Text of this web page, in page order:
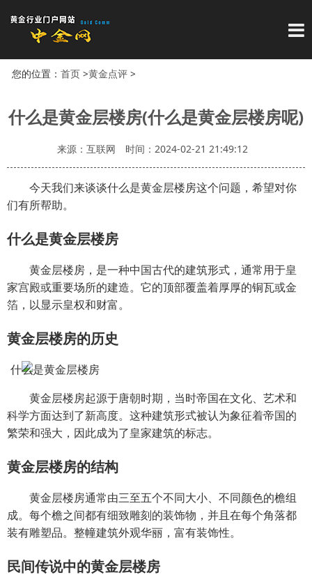
导
您的位置： 首页>黄金点评>
什么是黄金层楼房(什么是黄金层楼房呢)
来源：互联网 时间：2024-02-21 21:49:12
今天我们来谈谈什么是黄金层楼房这个问题，希望对你
们有所帮助。
什么是黄金层楼房
黄金层楼房，是一种中国古代的建筑形式，通常用于皇
家宫殿或重要场所的建造。它的顶部覆盖着厚厚的铜瓦或金
箔，以显示皇权和财富。
黄金层楼房的历史
黄金层楼房起源于唐朝时期，当时帝国在文化、艺术和
科学方面达到了新高度。这种建筑形式被认为象征着帝国的
繁荣和强大，因此成为了皇家建筑的标志。
黄金层楼房的结构
黄金层楼房通常由三至五个不同大小、不同颜色的檐组
成。每个檐之间都有细致雕刻的装饰物，并且在每个角落都
装有雕塑品。整幢建筑外观华丽，富有装饰性。
民间传说中的黄金层楼房